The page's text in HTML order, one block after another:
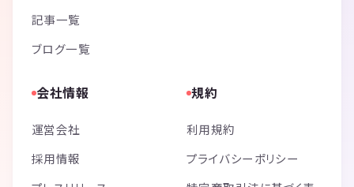
記事一覧
ブログ一覧
会社情報
運営会社
採用情報
規約
利用規約
プライバシーポリシー